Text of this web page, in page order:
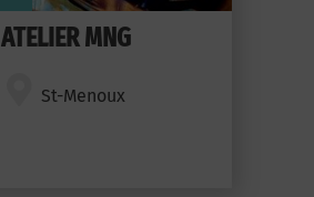
ATELIER MNG
St-Menoux